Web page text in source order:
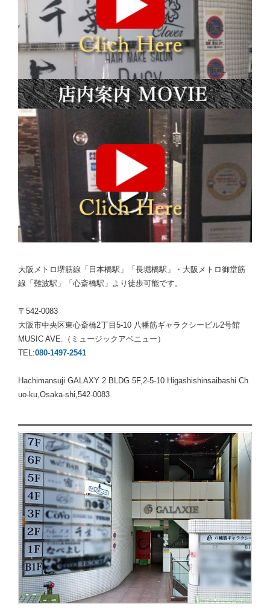
大阪メトロ堺筋線「日本橋駅」「長堀橋駅」・大阪メトロ御堂筋
線「難波駅」「心斎橋駅」より徒歩可能です。
〒542-0083
大阪市中央区東心斎橋2丁目5-10 八幡筋ギャラクシービル2号館
MUSIC AVE.（ミュージックアベニュー）
TEL:080-1497-2541
Hachimansuji GALAXY 2 BLDG 5F,2-5-10 Higashishinsaibashi Ch
uo-ku,Osaka-shi,542-0083